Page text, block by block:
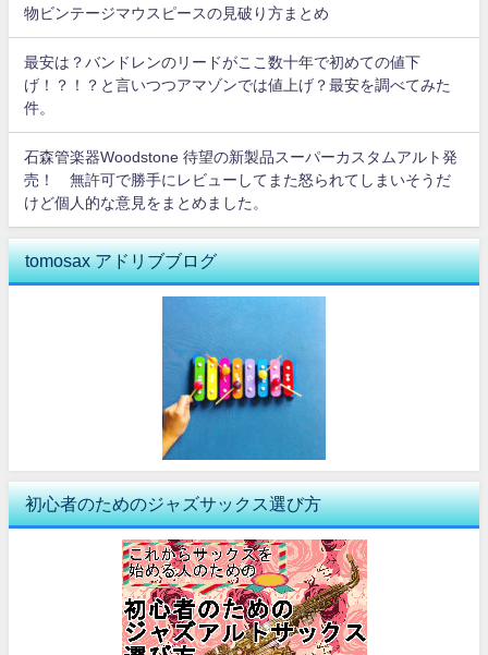
物ビンテージマウスピースの見破り方まとめ
最安は？バンドレンのリードがここ数十年で初めての値下
げ！？！？と言いつつアマゾンでは値上げ？最安を調べてみた
件。
石森管楽器Woodstone 待望の新製品スーパーカスタムアルト発
売！ 無許可で勝手にレビューしてまた怒られてしまいそうだ
けど個人的な意見をまとめました。
tomosax アドリブブログ
初心者のためのジャズサックス選び方